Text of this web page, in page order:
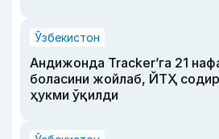
Ўзбекистон
Андижонда Tracker’га 21
боласини жойлаб, ЙТҲ содир
ҳукми ўқилди